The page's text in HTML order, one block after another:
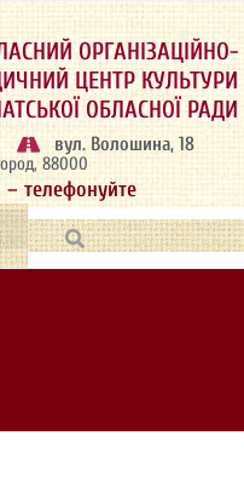
ОРГАНІЗАЦІЙНО-
ЦЕНТР КУЛЬТУРИ
ОБЛАСНОЇ РАДИ
вул. Волошина, 18
88000
– телефонуйте